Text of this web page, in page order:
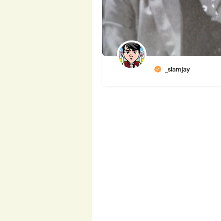
_slamjay